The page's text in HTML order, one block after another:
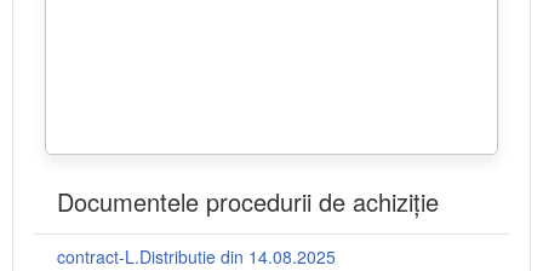
Documentele procedurii de achiziție
contract-L.Distributie din 14.08.2025